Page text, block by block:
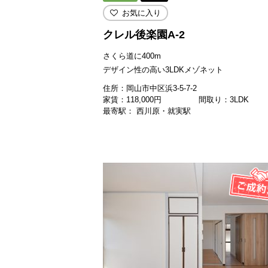
お気に入り
クレル後楽園A-2
さくら道に400m
デザイン性の高い3LDKメゾネット
住所：岡山市中区浜3-5-7-2
家賃： 118,000円
間取り：3LDK
最寄駅： 西川原・就実駅